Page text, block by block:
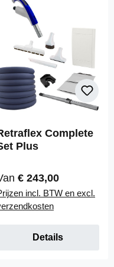
Complete
Plus
prijs:
€ 243,00
incl. BTW en excl.
Details